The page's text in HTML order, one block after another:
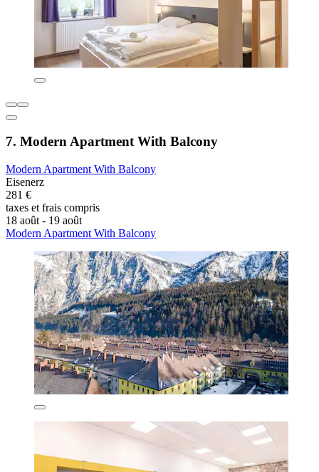
7. Modern Apartment With Balcony
Modern Apartment With Balcony
Eisenerz
281 €
taxes et frais compris
18 août - 19 août
Modern Apartment With Balcony